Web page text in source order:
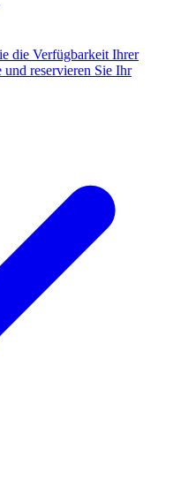
die Verfügbarkeit Ihrer
reservieren Sie Ihr